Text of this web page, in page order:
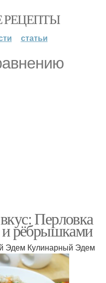
статьи
Перловка
рёбрышками
Эдем Кулинарный Эдем